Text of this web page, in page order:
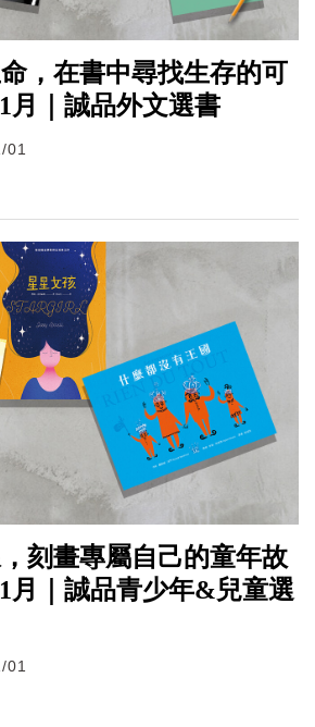
，在書中尋找生存的可
月｜誠品外文選書
01
刻畫專屬自己的童年故
月｜誠品青少年&兒童選
01